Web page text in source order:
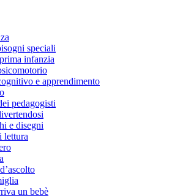
speciali
infanzia
e apprendimento
pedagogisti
e disegni
lettura
un bebè